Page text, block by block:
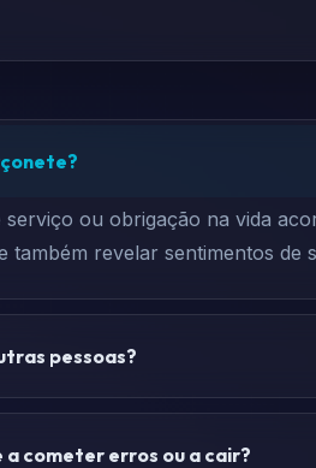
ou obrigação na vida
também revelar sentimentos
pessoas?
cometer erros ou a cair?